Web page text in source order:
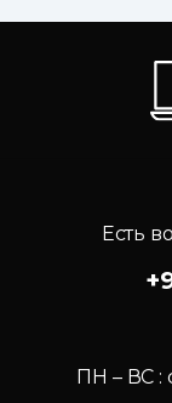
Есть
ПН – ВС :